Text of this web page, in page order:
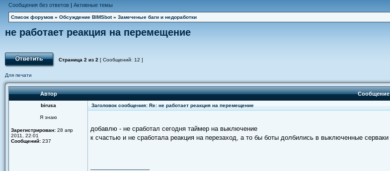
Сообщения без ответов | Активные темы
Список форумов » Обсуждение BIMSbot» Замеченые баги и недоработки
не работает реакция на перемещение
Страница 2 из 2 [ Сообщений: 12 ]
Для печати
Автор Сообщение
birusa Заголовок сообщения: Re: не работает реакция на перемещение
Я знаю
Зарегистрирован: 28 апр
2011, 22:01
Сообщений: 237
добавлю - не сработал сегодня таймер на выключение
к счастью и не сработала реакция на перезаход, а то бы боты долбились в выключенные серваки